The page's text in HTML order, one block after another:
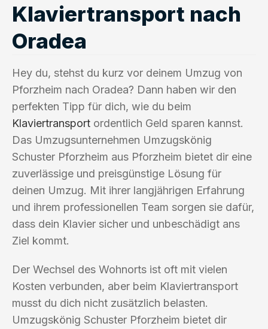
Klaviertransport nach
Oradea
Hey du, stehst du kurz vor deinem Umzug von
Pforzheim nach Oradea? Dann haben wir den
perfekten Tipp für dich, wie du beim
Klaviertransport ordentlich Geld sparen kannst.
Das Umzugsunternehmen Umzugskönig
Schuster Pforzheim aus Pforzheim bietet dir eine
zuverlässige und preisgünstige Lösung für
deinen Umzug. Mit ihrer langjährigen Erfahrung
und ihrem professionellen Team sorgen sie dafür,
dass dein Klavier sicher und unbeschädigt ans
Ziel kommt.
Der Wechsel des Wohnorts ist oft mit vielen
Kosten verbunden, aber beim Klaviertransport
musst du dich nicht zusätzlich belasten.
Umzugskönig Schuster Pforzheim bietet dir